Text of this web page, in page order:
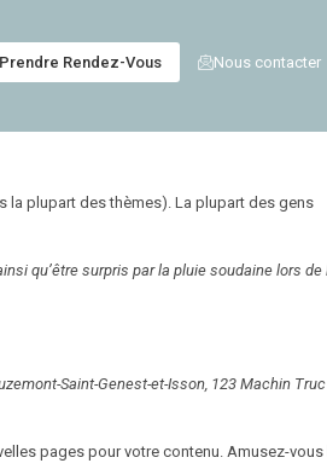
Prendre Rendez-Vous Nous contacter
la plupart des thèmes). La plupart des gens
qu’être surpris par la pluie soudaine lors de
Saint-Genest-et-Isson, 123 Machin
pages pour votre contenu. Amusez-vous